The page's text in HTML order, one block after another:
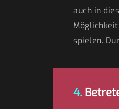
auch in
spielen.
4.